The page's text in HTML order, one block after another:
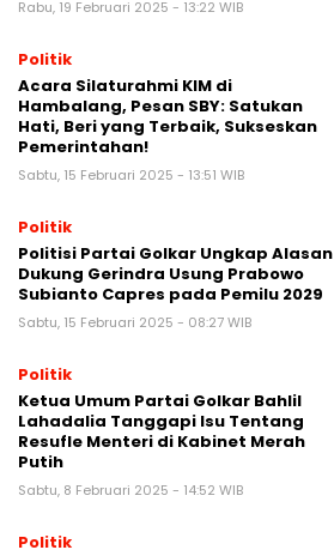
Rabu, 19 Februari 2025 - 13:22 WIB
Politik
Acara Silaturahmi KIM di
Hambalang, Pesan SBY: Satukan
Hati, Beri yang Terbaik, Sukseskan
Pemerintahan!
Sabtu, 15 Februari 2025 - 13:51 WIB
Politik
Politisi Partai Golkar Ungkap Alasan
Dukung Gerindra Usung Prabowo
Subianto Capres pada Pemilu 2029
Sabtu, 15 Februari 2025 - 08:27 WIB
Politik
Ketua Umum Partai Golkar Bahlil
Lahadalia Tanggapi Isu Tentang
Resufle Menteri di Kabinet Merah
Putih
Sabtu, 8 Februari 2025 - 14:52 WIB
Politik